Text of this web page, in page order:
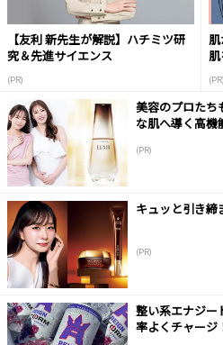
【友利 新先生が解説】ハチミツ研
究＆先進サイエンス
(PR) (PR)
美容のプロたち
な肌へ導く高機
(PR)
キュッと引き締
(PR)
整い系エナジー
率よくチャージ